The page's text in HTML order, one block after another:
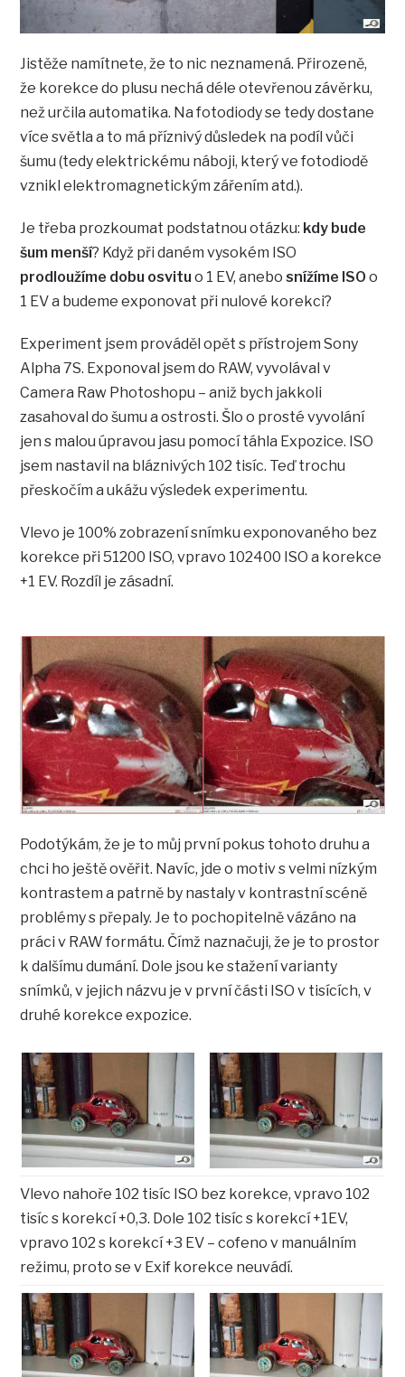
Jistěže namítnete, že to nic neznamená. Přirozeně,
že korekce do plusu nechá déle otevřenou závěrku,
než určila automatika. Na fotodiody se tedy dostane
více světla a to má příznivý důsledek na podíl vůči
šumu (tedy elektrickému náboji, který ve fotodiodě
vznikl elektromagnetickým zářením atd.).
Je třeba prozkoumat podstatnou otázku: kdy bude
šum menší? Když při daném vysokém ISO
prodloužíme dobu osvituo 1 EV, anebosnížíme ISOo
1 EV a budeme exponovat při nulové korekci?
Experiment jsem prováděl opět s přístrojem Sony
Alpha 7S. Exponoval jsem do RAW, vyvolával v
Camera Raw Photoshopu – aniž bych jakkoli
zasahoval do šumu a ostrosti. Šlo o prosté vyvolání
jen s malou úpravou jasu pomocí táhla Expozice. ISO
jsem nastavil na bláznivých 102 tisíc. Teď trochu
přeskočím a ukážu výsledek experimentu.
Vlevo je 100% zobrazení snímku exponovaného bez
korekce při 51200 ISO, vpravo 102400 ISO a korekce
+1 EV. Rozdíl je zásadní.
Podotýkám, že je to můj první pokus tohoto druhu a
chci ho ještě ověřit. Navíc, jde o motiv s velmi nízkým
kontrastem a patrně by nastaly v kontrastní scéně
problémy s přepaly. Je to pochopitelně vázáno na
práci v RAW formátu. Čímž naznačuji, že je to prostor
k dalšímu dumání. Dole jsou ke stažení varianty
snímků, v jejich názvu je v první části ISO v tisících, v
druhé korekce expozice.
Vlevo nahoře 102 tisíc ISO bez korekce, vpravo 102
tisíc s korekcí +0,3. Dole 102 tisíc s korekcí +1EV,
vpravo 102 s korekcí +3 EV – cofeno v manuálním
režimu, proto se v Exif korekce neuvádí.